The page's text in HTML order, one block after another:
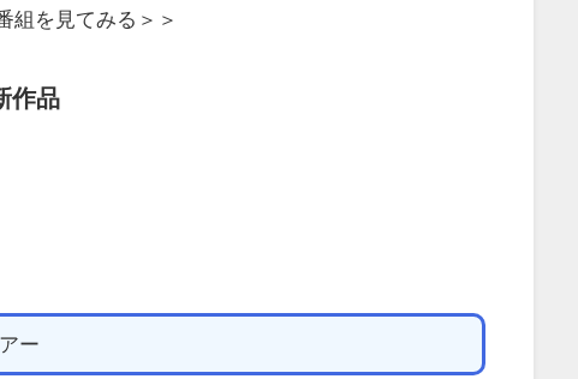
組を見てみる＞＞
作品
ー